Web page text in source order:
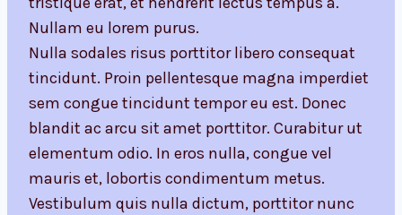
Nullam eu lorem purus.
Nulla sodales risus porttitor libero consequat
tincidunt. Proin pellentesque magna imperdiet
sem congue tincidunt tempor eu est. Donec
blandit ac arcu sit amet porttitor. Curabitur ut
elementum odio. In eros nulla, congue vel
mauris et, lobortis condimentum metus.
Vestibulum quis nulla dictum, porttitor nunc